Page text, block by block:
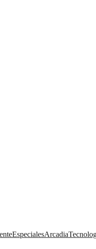
EspecialesArcadia